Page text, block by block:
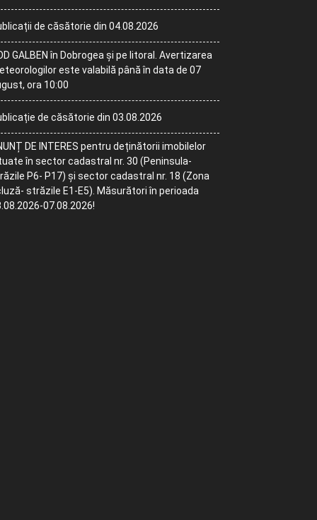
de căsătorie din 04.08.2026
GALBEN în Dobrogea și pe litoral. Avertizarea
este valabilă până în data de 07
ora 10:00
de căsătorie din 03.08.2026
DE INTERES pentru deținătorii imobilelor
în sector cadastral nr. 30 (Peninsula-
P6- P17) și sector cadastral nr. 18 (Zona
străzile E1-E5). Măsurători în perioada
07.08.2026!